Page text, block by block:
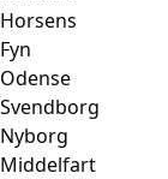
Horsens
Fyn
Odense
Svendborg
Nyborg
Middelfart